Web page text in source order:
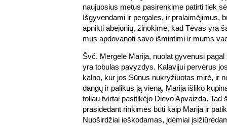
naujuosius metus pasirenkime patirti tiek
Išgyvendami ir pergales, ir pralaimėjimus,
apnikti abejonių, žinokime, kad Tėvas yra
mus apdovanoti savo išmintimi ir mums
Švč. Mergelė Marija, nuolat gyvenusi
yra tobulas pavyzdys. Kalavijui pervėrus
kalno, kur jos Sūnus nukryžiuotas mirė, ir
dangų ir palikus ją vieną, Marija išliko
toliau tvirtai pasitikėjo Dievo Apvaizda. Tad
prasidedant rinkimės būti kaip Marija ir
Nuoširdžiai ieškodamas, įdėmiai